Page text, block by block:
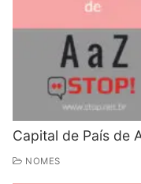
Capital de País de
NOMES